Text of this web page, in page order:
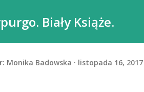
Biały Książe.
Monika Badowska listopada 16, 2017